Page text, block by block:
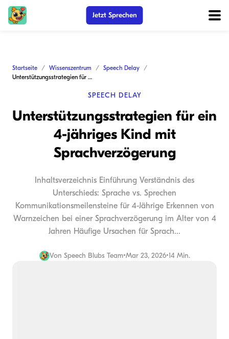
Jetzt Sprechen
Startseite Wissenszentrum
Speech Delay
Unterstützungsstrategien für ein 4-jähriges Kind mit Sprachverzögerung
SPEECH DELAY
Unterstützungsstrategien für ein
4-jähriges Kind mit
Sprachverzögerung
Inhaltsverzeichnis Einführung Verständnis des
Unterschieds: Sprache vs. Sprechen
Kommunikationsmeilensteine für 4-Jährige Erkennen von
Warnzeichen bei einer Sprachverzögerung im Alter von 4
Jahren Häufige Ursachen für Sprach...
Von Speech Blubs Team•Mar 23, 2026•14 Min.